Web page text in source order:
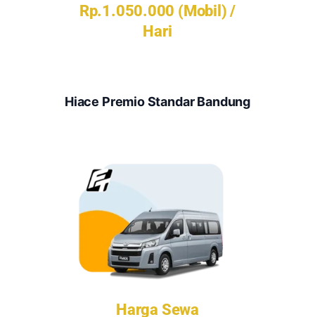
Rp.1.050.000 (Mobil) /
Hari
Hiace Premio Standar Bandung
Harga Sewa